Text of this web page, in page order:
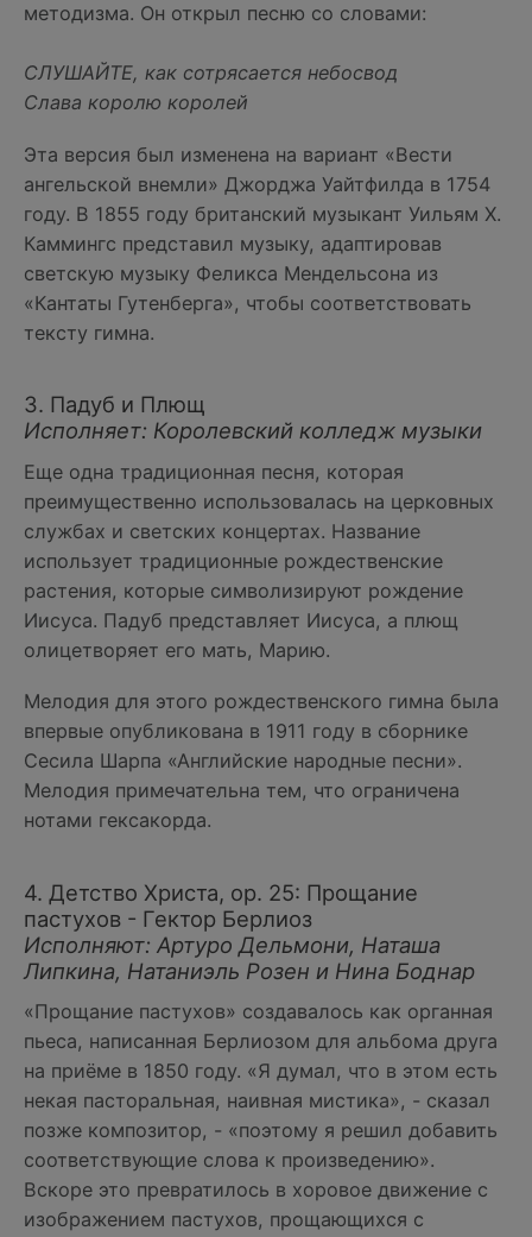
методизма. Он открыл песню со словами:
СЛУШАЙТЕ, как сотрясается небосвод
Слава королю королей
Эта версия был изменена на вариант «Вести
ангельской внемли» Джорджа Уайтфилда в 1754
году. В 1855 году британский музыкант Уильям Х.
Каммингс представил музыку, адаптировав
светскую музыку Феликса Мендельсона из
«Кантаты Гутенберга», чтобы соответствовать
тексту гимна.
3. Падуб и Плющ
Исполняет: Королевский колледж музыки
Еще одна традиционная песня, которая
преимущественно использовалась на церковных
службах и светских концертах. Название
использует традиционные рождественские
растения, которые символизируют рождение
Иисуса. Падуб представляет Иисуса, а плющ
олицетворяет его мать, Марию.
Мелодия для этого рождественского гимна была
впервые опубликована в 1911 году в сборнике
Сесила Шарпа «Английские народные песни».
Мелодия примечательна тем, что ограничена
нотами гексакорда.
4. Детство Христа, ор. 25: Прощание
пастухов - Гектор Берлиоз
Исполняют: Артуро Дельмони, Наташа
Липкина, Натаниэль Розен и Нина Боднар
«Прощание пастухов» создавалось как органная
пьеса, написанная Берлиозом для альбома друга
на приёме в 1850 году. «Я думал, что в этом есть
некая пасторальная, наивная мистика», - сказал
позже композитор, - «поэтому я решил добавить
соответствующие слова к произведению».
Вскоре это превратилось в хоровое движение с
изображением пастухов, прощающихся с